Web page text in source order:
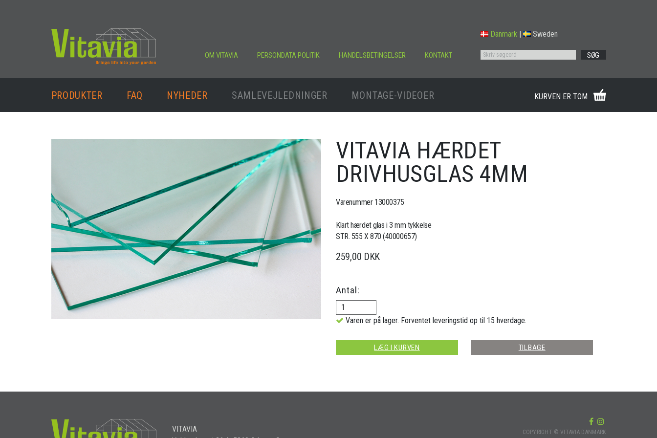
OM VITAVIA PERSONDATA POLITIK HANDELSBETINGELSER KONTAKT
Danmark | Sweden
SØG
PRODUKTER FAQ NYHEDER SAMLEVEJLEDNINGER MONTAGE-VIDEOER KURVEN ER TOM
VITAVIA HÆRDET
DRIVHUSGLAS 4MM
Varenummer 13000375
Klart hærdet glas i 3 mm tykkelse
STR. 555 X 870 (40000657)
259,00 DKK
Antal:
Varen er på lager. Forventet leveringstid op til 15 hverdage.
LÆG I KURVEN TILBAGE
VITAVIA
COPYRIGHT © VITAVIA DANMARK